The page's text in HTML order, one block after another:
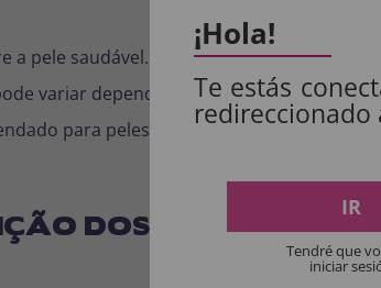
a pele saudável. Evitar áreas com pelos
variar dependendo do atrito e da
para peles muito sensíveis. Faça um
DOS NOSSOS
¡Hola!
Te estás
redireccionado
IR
Tendré que
iniciar